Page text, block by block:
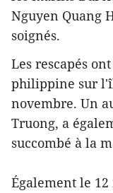
Nguyen Quang
soignés.
Les rescapés
philippine sur
novembre. Un
Truong, a
succombé à la
Également le